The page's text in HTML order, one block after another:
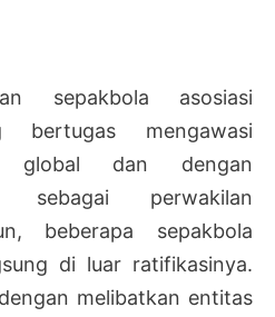
sepakbola asosiasi
bertugas mengawasi
global dan dengan
sebagai perwakilan
beberapa sepakbola
di luar ratifikasinya.
melibatkan entitas